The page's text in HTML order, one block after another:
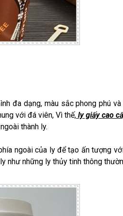
đa dạng, màu sắc phong phú
với đá viên, Vì thế, ly giấy cao
thành ly.
ngoài của ly để tạo ấn tượng
như những ly thủy tinh thông